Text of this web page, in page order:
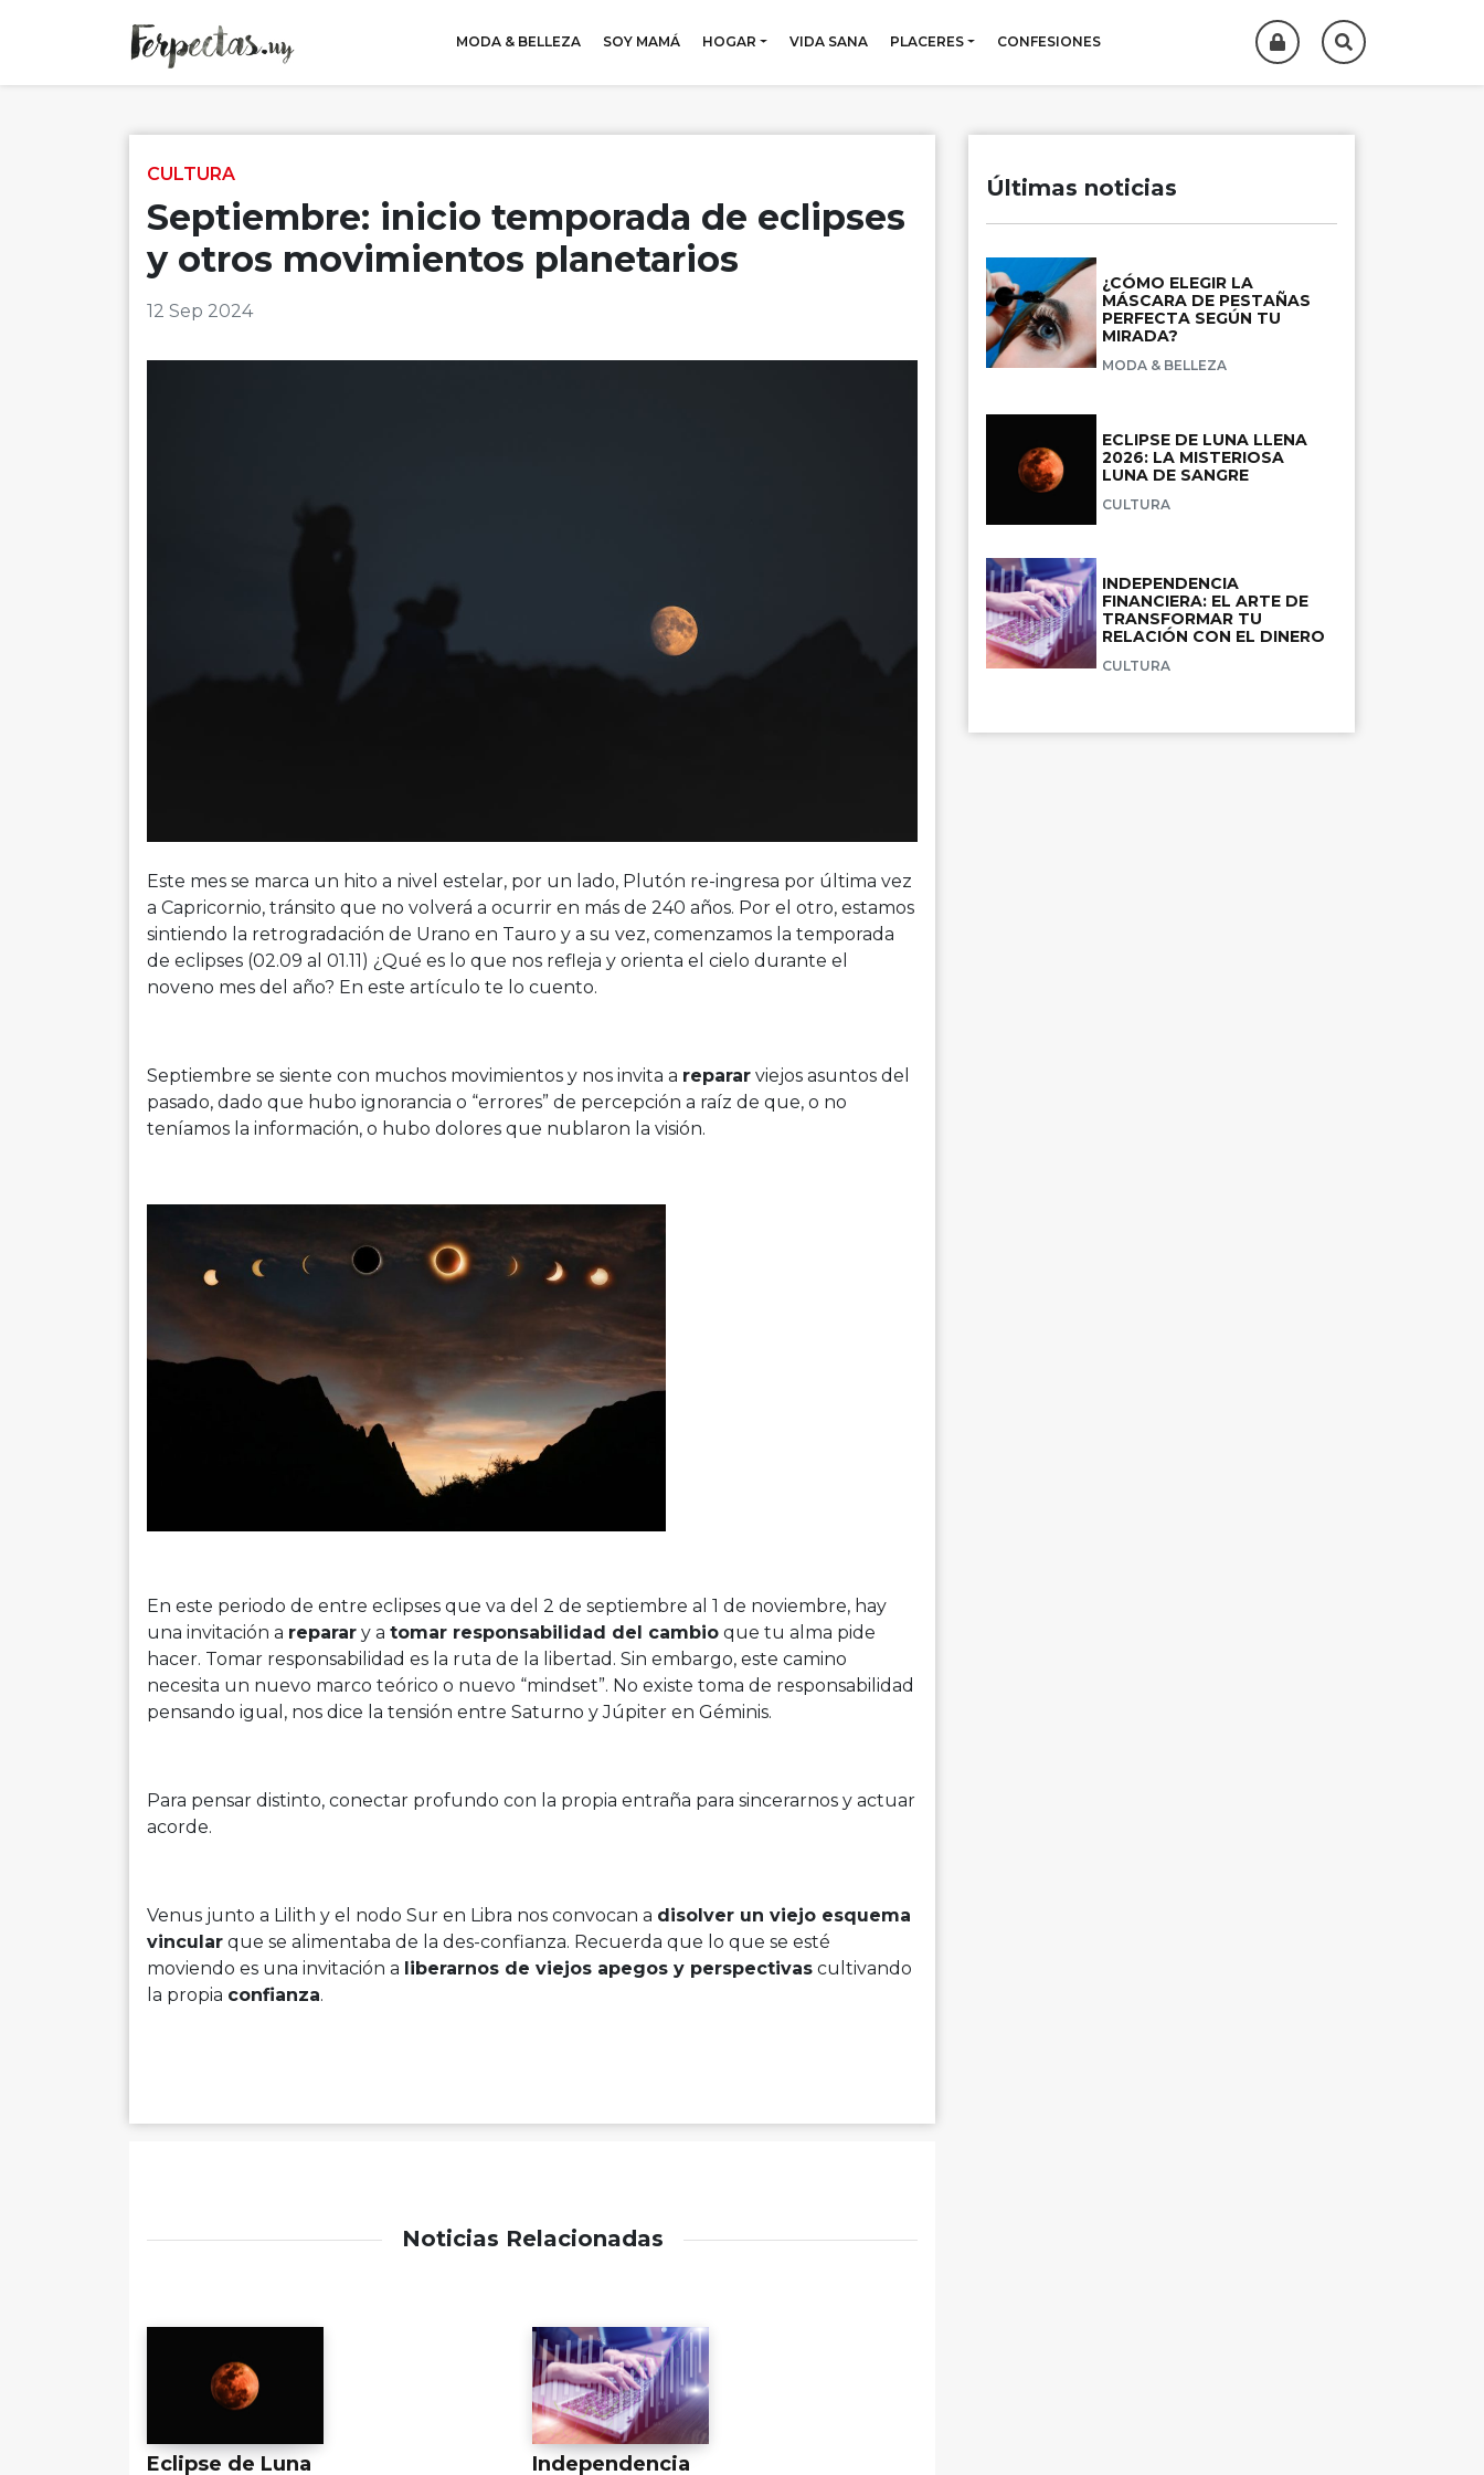
MODA & BELLEZA SOY MAMÁ HOGAR VIDA SANA PLACERES CONFESIONES
CULTURA
Septiembre: inicio temporada de eclipses
y otros movimientos planetarios
12 Sep 2024
Este mes se marca un hito a nivel estelar, por un lado, Plutón re-ingresa por última vez
a Capricornio, tránsito que no volverá a ocurrir en más de 240 años. Por el otro, estamos
sintiendo la retrogradación de Urano en Tauro y a su vez, comenzamos la temporada
de eclipses (02.09 al 01.11) ¿Qué es lo que nos refleja y orienta el cielo durante el
noveno mes del año? En este artículo te lo cuento.
Septiembre se siente con muchos movimientos y nos invita a reparar viejos asuntos del
pasado, dado que hubo ignorancia o “errores” de percepción a raíz de que, o no
teníamos la información, o hubo dolores que nublaron la visión.
En este periodo de entre eclipses que va del 2 de septiembre al 1 de noviembre, hay
una invitación a reparar y a tomar responsabilidad del cambio que tu alma pide
hacer. Tomar responsabilidad es la ruta de la libertad. Sin embargo, este camino
necesita un nuevo marco teórico o nuevo “mindset”. No existe toma de responsabilidad
pensando igual, nos dice la tensión entre Saturno y Júpiter en Géminis.
Para pensar distinto, conectar profundo con la propia entraña para sincerarnos y actuar
acorde.
Venus junto a Lilith y el nodo Sur en Libra nos convocan a disolver un viejo esquema
vincular que se alimentaba de la des-confianza. Recuerda que lo que se esté
moviendo es una invitación a liberarnos de viejos apegos y perspectivas cultivando
la propia confianza.
Noticias Relacionadas
Eclipse de Luna Independencia
Últimas noticias
¿CÓMO ELEGIR LA
MÁSCARA DE PESTAÑAS
PERFECTA SEGÚN TU
MIRADA?
MODA & BELLEZA
ECLIPSE DE LUNA LLENA
2026: LA MISTERIOSA
LUNA DE SANGRE
CULTURA
INDEPENDENCIA
FINANCIERA: EL ARTE DE
TRANSFORMAR TU
RELACIÓN CON EL DINERO
CULTURA